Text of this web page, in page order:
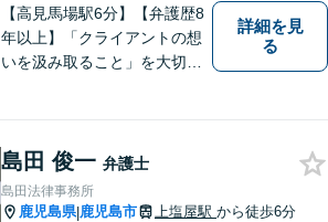
を目指します。
【高見馬場駅6分】【弁護歴8
年以上】「クライアントの想
いを汲み取ること」を大切に
いく解決になるよう、精一杯
尽力いたします。【対応分野
多数！】
詳細を見
る
島田 俊一 弁護士
島田法律事務所
鹿児島県|鹿児島市 上塩屋駅 から徒歩6分